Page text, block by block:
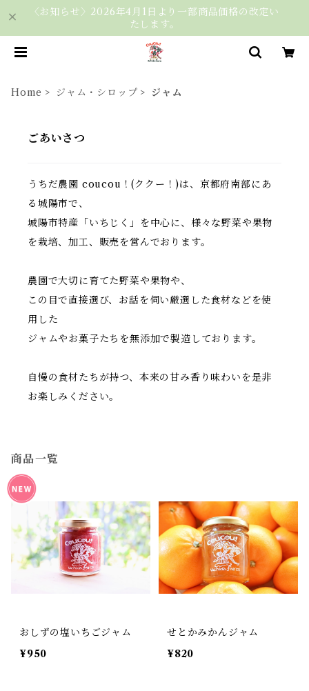
〈お知らせ〉2026年4月1日より一部商品価格の改定い
たします。
Home ジャム・シロップ ジャム
ごあいさつ
うちだ農園 coucou！(ククー！)は、京都府南部にあ
る城陽市で、
城陽市特産「いちじく」を中心に、様々な野菜や果物
を栽培、加工、販売を営んでおります。
農園で大切に育てた野菜や果物や、
この目で直接選び、お話を伺い厳選した食材などを使
用した
ジャムやお菓子たちを無添加で製造しております。
自慢の食材たちが持つ、本来の甘み香り味わいを是非
お楽しみください。
商品一覧
おしずの塩いちごジャム
¥950
せとかみかんジャム
¥820